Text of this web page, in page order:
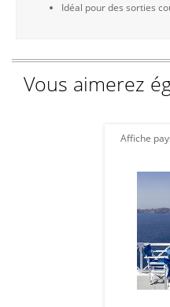
Idéal pour des sorties
Vous aimerez
Affiche